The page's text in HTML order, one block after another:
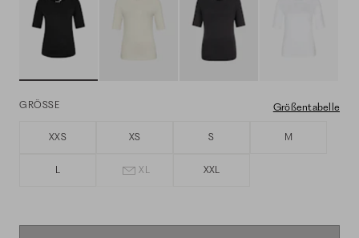
GRÖSSE Größentabelle
XXS XS S M
L XL XXL